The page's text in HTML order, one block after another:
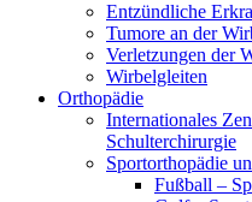
Entzündliche
Tumore an der
Verletzungen der
Wirbelgleiten
Orthopädie
Internationales
Schulterchirurgie
Sportorthopädie
Fußball –